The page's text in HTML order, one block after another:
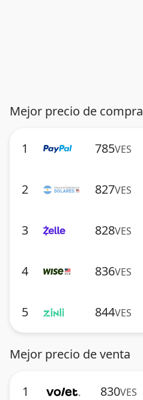
Mejor precio de compra
1 785VES
2 827VES
3 828VES
4 836VES
5 844VES
Mejor precio de venta
1 830VES